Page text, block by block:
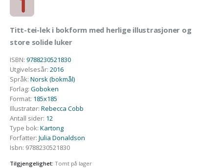
Titt-tei-lek i bokform med herlige illustrasjoner og
store solide luker
ISBN: 9788230521830
Utgivelsesår: 2016
Språk: Norsk (bokmål)
Forlag: Goboken
Format: 185x185
Illustratør: Rebecca Cobb
Antall sider: 12
Type bok: Kartong
Forfatter: Julia Donaldson
Isbn: 9788230521830
Tilgjengelighet: Tomt på lager